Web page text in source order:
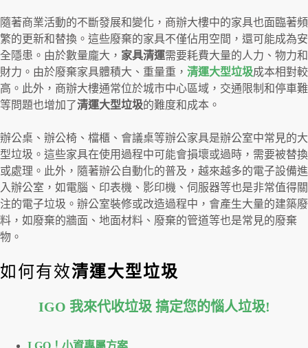
隨著商業活動的不斷發展和變化，商辦大樓中的家具也面臨著頻
繁的更新和替換。這些廢棄的家具不僅佔用空間，還可能成為安
全隱患。由於數量龐大， 家具清運需要耗費大量的人力、物力和
財力。由於廢棄家具體積大、重量重， 清運大型垃圾成本相對較
高。此外，商辦大樓通常位於城市中心區域，交通限制和停車難
等問題也增加了清運大型垃圾的難度和成本。
辦公桌、辦公椅、檔櫃、會議桌等辦公家具是辦公室中常見的大
型垃圾。這些家具在使用過程中可能會損壞或過時，需要被替換
或處理。此外，隨著辦公自動化的普及，越來越多的電子設備進
入辦公室，如電腦、印表機、影印機、伺服器等也是非常值得關
注的電子垃圾。辦公室裝修或改造過程中，會產生大量的建築廢
料，如廢棄的牆面、地面材料、廢棄的管道等也是常見的廢棄
物。
如何有效清運大型垃圾
IGO 我來代收垃圾 搞定您的惱人垃圾!
I GO！⼩資專屬⽅案